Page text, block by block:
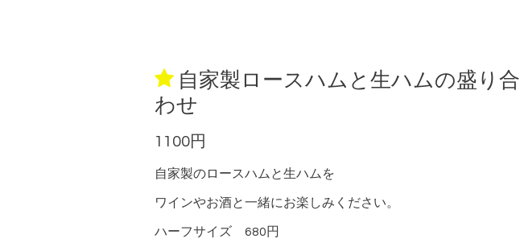
自家製ロースハムと生ハムの盛り合
わせ
1100円
自家製のロースハムと生ハムを
ワインやお酒と一緒にお楽しみください。
ハーフサイズ 680円